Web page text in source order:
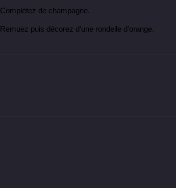
Complétez de champagne.
Remuez puis décorez d'une rondelle d'orange.